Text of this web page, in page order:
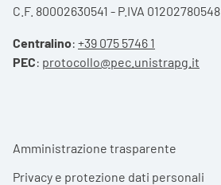
C.F. 80002630541 - P.IVA 01202780548
Centralino: +39 075 5746 1
PEC: protocollo@pec.unistrapg.it
Footer menu
Amministrazione trasparente
Privacy e protezione dati personali